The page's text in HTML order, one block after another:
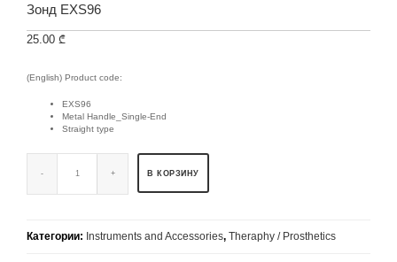
Зонд EXS96
25.00 ₾
(English) Product code:
EXS96
Metal Handle_Single-End
Straight type
В КОРЗИНУ
Категории: Instruments and Accessories, Theraphy / Prosthetics